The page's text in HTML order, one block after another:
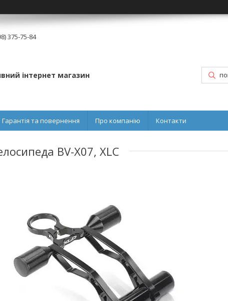
375-75-84
інтернет магазин
Гарантія та повернення Про компанію Контакти
BV-X07, XLC